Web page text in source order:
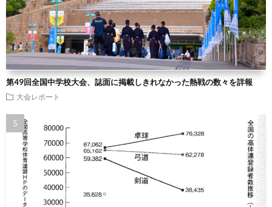
第49回全国中学校大会、誌面に掲載しきれなかった熱戦の数々を詳報
大会レポート